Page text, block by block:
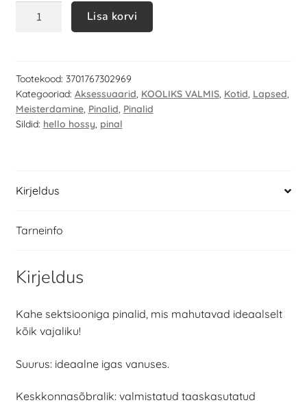
Lisa korvi
Tootekood: 3701767302969
Kategooriad: Aksessuaarid KOOLIKS VALMIS, Kotid Lapsed
Meisterdamine, Pinalid Pinalid
Sildid: hello hossy pinal
Kirjeldus
Tarneinfo
Kirjeldus
Kahe sektsiooniga pinalid, mis mahutavad ideaalselt
kõik vajaliku!
Suurus: ideaalne igas vanuses.
Keskkonnasõbralik: valmistatud taaskasutatud